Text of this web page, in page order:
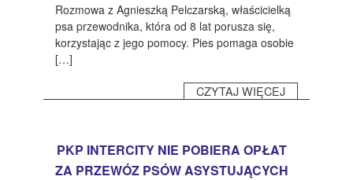
Rozmowa z Agnieszką Pelczarską, właścicielką
psa przewodnika, która od 8 lat porusza się,
korzystając z jego pomocy. Pies pomaga osobie
[…]
CZYTAJ WIĘCEJ
PKP INTERCITY NIE POBIERA OPŁAT
ZA PRZEWÓZ PSÓW ASYSTUJĄCYCH